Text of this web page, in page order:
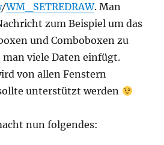
/WM_SETREDRAW. Man
zum Beispiel um das
und Comboboxen zu
viele Daten einfügt.
von allen Fenstern
unterstützt werden
nun folgendes: